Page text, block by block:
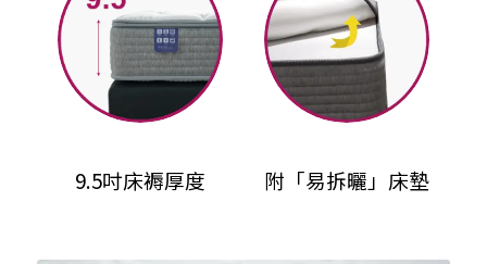
9.5吋床褥厚度 附「易拆曬」床墊